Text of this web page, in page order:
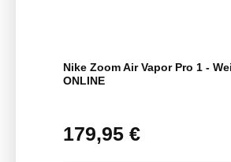
Nike Zoom Air Vapor Pro 1 -
ONLINE
Regulärer Preis:
179,95 €